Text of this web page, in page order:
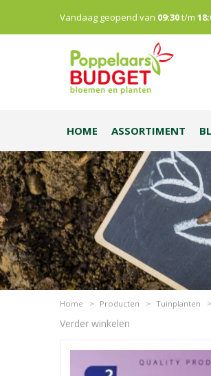
Home > Producten > Tuinplanten >
Vandaag geopend van 09:30t/m
HOME ASSORTIMENT
Verder winkelen